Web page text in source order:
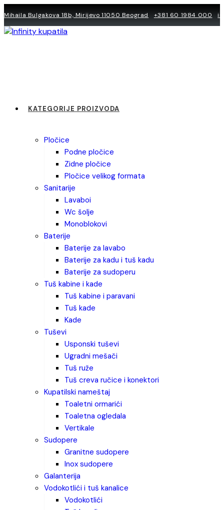
to
content
Mihaila Bulgakova 18b, Mirijevo 11050 Beograd +381 60 1984 000
KATEGORIJE PROIZVODA
pločice
podne pločice
zidne pločice
pločice velikog formata
sanitarije
lavaboi
wc šolje
monoblokovi
baterije
baterije za lavabo
baterije za kadu i tuš kadu
baterije za sudoperu
tuš kabine i kade
tuš kabine i paravani
tuš kade
kade
tuševi
usponski tuševi
ugradni mešači
tuš ruže
tuš creva ručice i konektori
kupatilski nameštaj
toaletni ormarići
toaletna ogledala
vertikale
sudopere
granitne sudopere
inox sudopere
galanterija
vodokotlići i tuš kanalice
vodokotlići